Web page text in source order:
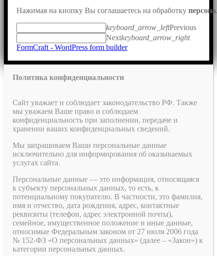
Нажимая на кнопку Вы соглашаетесь на обработку
keyboard_arrow_leftPrevious
Nextkeyboard_arrow_right
FormCraft - WordPress form builder
Политика конфиденциальности
Сайт уважает и соблюдает законодательство РФ. Также
мы уважаем Ваше право и соблюдаем
конфиденциальность при заполнении, передаче и
хранении ваших конфиденциальных сведений.
Мы запрашиваем Ваши персональные данные
исключительно для информирования об оказываемых
услугах сайта.
Персональные данные — это информация, относящаяся
к субъекту персональных данных, то есть, к
потенциальному покупателю. В частности, это фамилия,
имя и отчество, дата рождения, адрес, контактные
реквизиты (телефон, адрес электронной почты),
семейное, имущественное положение и иные данные,
относимые Федеральным законом от 27 июля 2006 года
№ 152-ФЗ «О персональных данных» (далее – «Закон») к
категории персональных данных.